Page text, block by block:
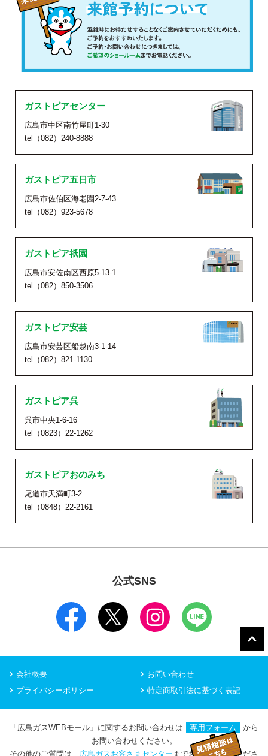
ガストピアセンター
広島市中区南竹屋町1-30
tel（082）240-8888
ガストピア五日市
広島市佐伯区海老園2-7-43
tel（082）923-5678
ガストピア祇園
広島市安佐南区西原5-13-1
tel（082）850-3506
ガストピア安芸
広島市安芸区船越南3-1-14
tel（082）821-1130
ガストピア呉
呉市中央1-6-16
tel（0823）22-1262
ガストピアおのみち
尾道市天満町3-2
tel（0848）22-2161
公式SNS
会社概要
お問い合わせ
プライバシーポリシー
特定商取引法に基づく表記
「広島ガスWEBモール」に関するお問い合わせは 専用フォーム
から
お問い合わせください。
その他のご質問は、 広島ガスお客さまセンター までお問い合わせくださ